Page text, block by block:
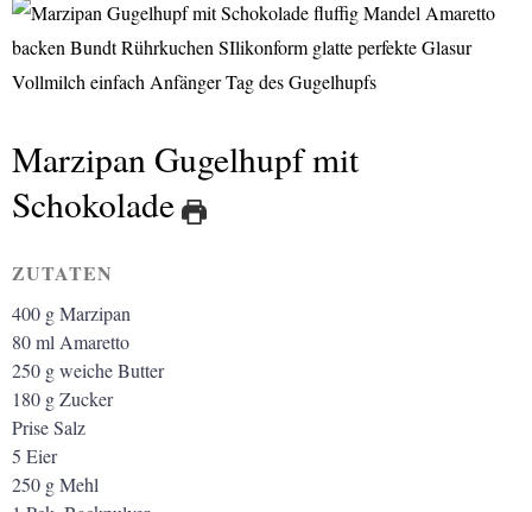
Marzipan Gugelhupf mit
Schokolade
ZUTATEN
400 gMarzipan
80mlAmaretto
250 gweiche Butter
180 gZucker
PriseSalz
5 Eier
250 gMehl